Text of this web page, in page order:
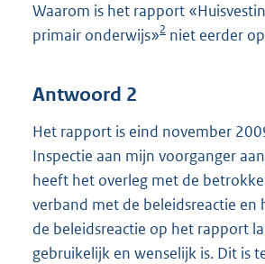
Waarom is het rapport
primair onderwijs»2 niet eerder
Antwoord 2
Het rapport is eind november
Inspectie aan mijn voorganger
heeft het overleg met de
verband met de beleidsreactie en
de beleidsreactie op het rapport
gebruikelijk en wenselijk is. Dit is